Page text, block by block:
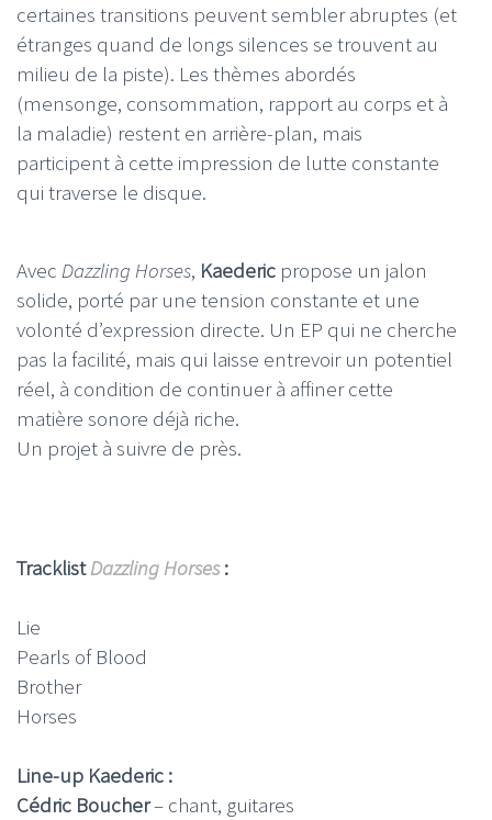
certaines transitions peuvent sembler abruptes (et
étranges quand de longs silences se trouvent au
milieu de la piste). Les thèmes abordés
(mensonge, consommation, rapport au corps et à
la maladie) restent en arrière-plan, mais
participent à cette impression de lutte constante
qui traverse le disque.
Avec Dazzling Horses, Kaederic propose un jalon
solide, porté par une tension constante et une
volonté d’expression directe. Un EP qui ne cherche
pas la facilité, mais qui laisse entrevoir un potentiel
réel, à condition de continuer à affiner cette
matière sonore déjà riche.
Un projet à suivre de près.
TracklistDazzling Horses:
Lie
Pearls of Blood
Brother
Horses
Line-up Kaederic :
Cédric Boucher– chant, guitares